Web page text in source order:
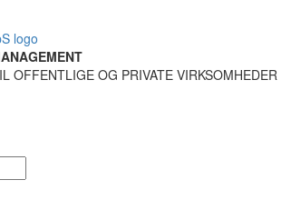
OFFENTLIGE OG PRIVATE VIRKSOMHEDER